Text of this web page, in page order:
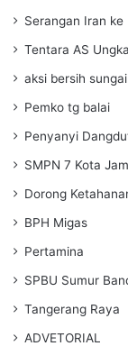
Serangan Iran ke
Tentara AS
aksi bersih sungai
Pemko tg balai
Penyanyi
SMPN 7 Kota
Dorong
BPH Migas
Pertamina
SPBU Sumur
Tangerang Raya
ADVETORIAL